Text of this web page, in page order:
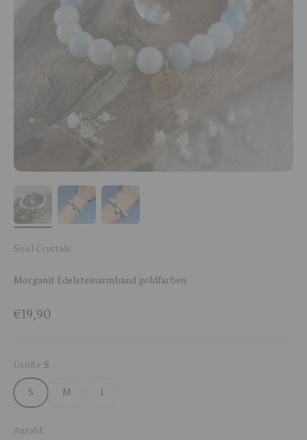
Soul Crystals
Morganit Edelsteinarmband goldfarben
Angebot
€19,90
Größe:S
S M L
Anzahl: